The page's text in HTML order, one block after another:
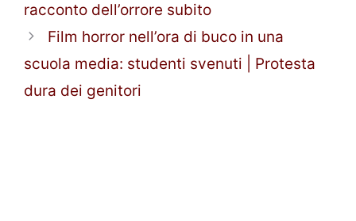
racconto dell’orrore subito
Film horror nell’ora di buco in una
scuola media: studenti svenuti | Protesta
dura dei genitori